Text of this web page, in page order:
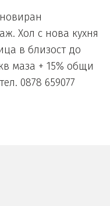
Хол с нова кухня
в близост до
маза + 15% общи
0878 659077